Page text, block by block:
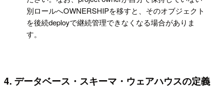
別ロールへOWNERSHIPを移すと、そのオブジェクト
を後続deployで継続管理できなくなる場合がありま
す。
4. データベース・スキーマ・ウェアハウスの定義